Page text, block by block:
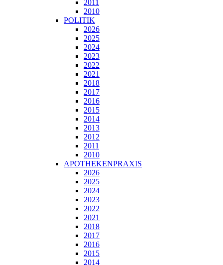
2011
2010
POLITIK
2026
2025
2024
2023
2022
2021
2018
2017
2016
2015
2014
2013
2012
2011
2010
APOTHEKENPRAXIS
2026
2025
2024
2023
2022
2021
2018
2017
2016
2015
2014